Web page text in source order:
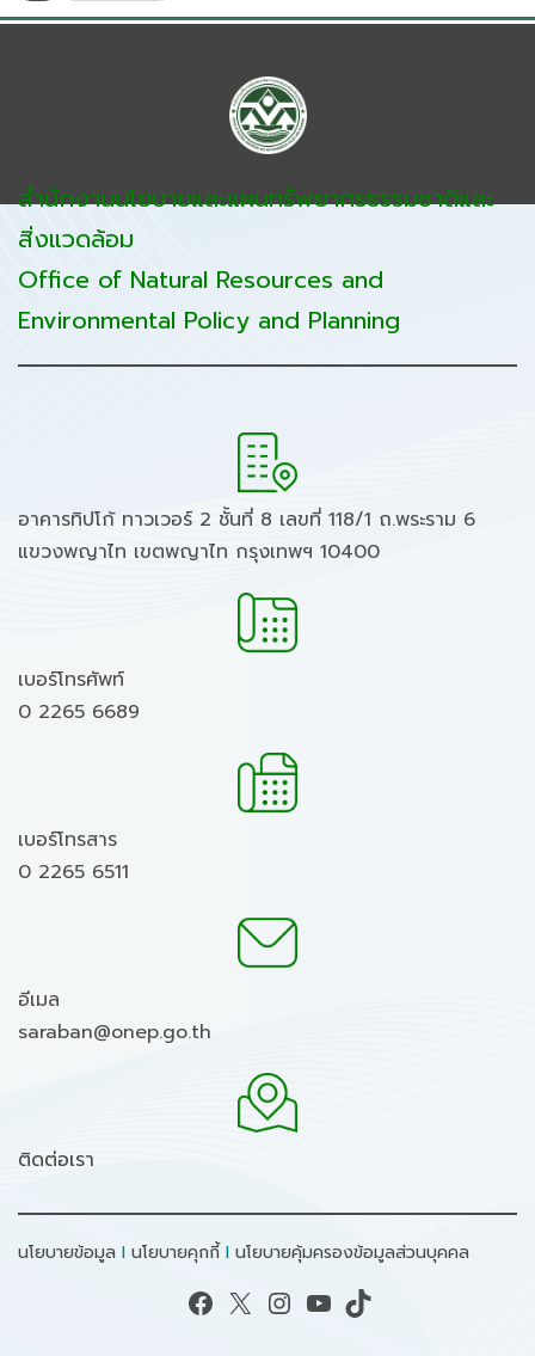
สำนักงานนโยบายและแผนทรัพยากรธรรมชาติและ
สิ่งแวดล้อม
Office of Natural Resources and
Environmental Policy and Planning
อาคารทิปโก้ ทาวเวอร์ 2 ชั้นที่ 8 เลขที่ 118/1 ถ.พระราม 6
แขวงพญาไท เขตพญาไท กรุงเทพฯ 10400
เบอร์โทรศัพท์
0 2265 6689
เบอร์โทรสาร
0 2265 6511
อีเมล
saraban@onep.go.th
ติดต่อเรา
นโยบายข้อมูล I นโยบายคุกกี้ I นโยบายคุ้มครองข้อมูลส่วนบุคคล
Facebook X Instagram YouTube TikTok